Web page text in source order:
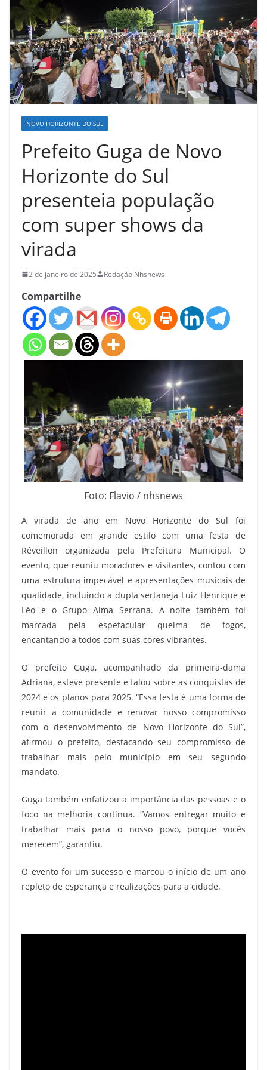
NOVO HORIZONTE DO SUL
Prefeito Guga de Novo
Horizonte do Sul
presenteia população
com super shows da
virada
2 de janeiro de 2025 Redação Nhsnews
Compartilhe
Foto: Flavio / nhsnews
A virada de ano em Novo Horizonte do Sul foi
comemorada em grande estilo com uma festa de
Réveillon organizada pela Prefeitura Municipal. O
evento, que reuniu moradores e visitantes, contou com
uma estrutura impecável e apresentações musicais de
qualidade, incluindo a dupla sertaneja Luiz Henrique e
Léo e o Grupo Alma Serrana. A noite também foi
marcada pela espetacular queima de fogos,
encantando a todos com suas cores vibrantes.
O prefeito Guga, acompanhado da primeira-dama
Adriana, esteve presente e falou sobre as conquistas de
2024 e os planos para 2025. “Essa festa é uma forma de
reunir a comunidade e renovar nosso compromisso
com o desenvolvimento de Novo Horizonte do Sul”,
afirmou o prefeito, destacando seu compromisso de
trabalhar mais pelo município em seu segundo
mandato.
Guga também enfatizou a importância das pessoas e o
foco na melhoria contínua. “Vamos entregar muito e
trabalhar mais para o nosso povo, porque vocês
merecem”, garantiu.
O evento foi um sucesso e marcou o início de um ano
repleto de esperança e realizações para a cidade.